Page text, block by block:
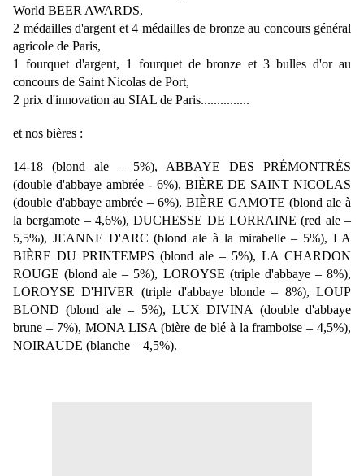
World BEER AWARDS,
2 médailles d'argent et 4 médailles de bronze au concours général
agricole de Paris,
1 fourquet d'argent, 1 fourquet de bronze et 3 bulles d'or au
concours de Saint Nicolas de Port,
2 prix d'innovation au SIAL de Paris...............
et nos bières :
14-18 (blond ale – 5%), ABBAYE DES PRÉMONTRÉS
(double d'abbaye ambrée - 6%), BIÈRE DE SAINT NICOLAS
(double d'abbaye ambrée – 6%), BIÈRE GAMOTE (blond ale à
la bergamote – 4,6%), DUCHESSE DE LORRAINE (red ale –
5,5%), JEANNE D'ARC (blond ale à la mirabelle – 5%), LA
BIÈRE DU PRINTEMPS (blond ale – 5%), LA CHARDON
ROUGE (blond ale – 5%), LOROYSE (triple d'abbaye – 8%),
LOROYSE D'HIVER (triple d'abbaye blonde – 8%), LOUP
BLOND (blond ale – 5%), LUX DIVINA (double d'abbaye
brune – 7%), MONA LISA (bière de blé à la framboise – 4,5%),
NOIRAUDE (blanche – 4,5%).